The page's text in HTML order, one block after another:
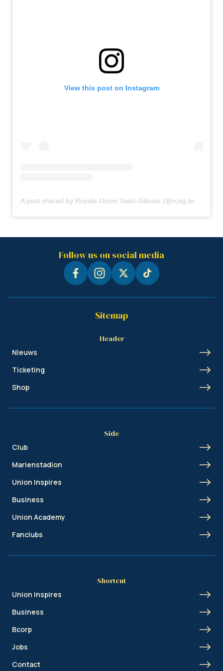
View this post on Instagram
Follow us on social media
Sitemap
Header
Nieuws
Ticketing
Shop
Side
Club
Marienstadion
Union Inspires
Business
Union Academy
Fanclubs
Shortcut
Union Inspires
Business
Bcorp
Jobs
Contact